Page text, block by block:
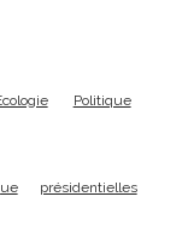
Politique
présidentielles